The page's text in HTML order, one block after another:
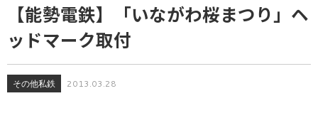
【能勢電鉄】「いながわ桜まつり」ヘ
ッドマーク取付
その他私鉄 2013.03.28